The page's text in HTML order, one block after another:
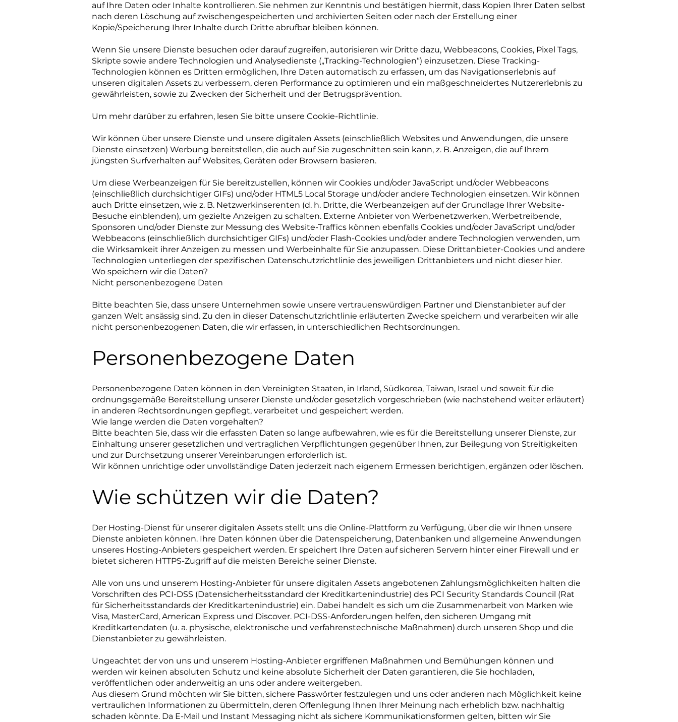
auf Ihre Daten oder Inhalte kontrollieren. Sie nehmen zur Kenntnis und bestätigen hiermit, dass Kopien Ihrer Daten selbst
nach deren Löschung auf zwischengespeicherten und archivierten Seiten oder nach der Erstellung einer
Kopie/Speicherung Ihrer Inhalte durch Dritte abrufbar bleiben können.
Wenn Sie unsere Dienste besuchen oder darauf zugreifen, autorisieren wir Dritte dazu, Webbeacons, Cookies, Pixel Tags,
Skripte sowie andere Technologien und Analysedienste („Tracking-Technologien“) einzusetzen. Diese Tracking-
Technologien können es Dritten ermöglichen, Ihre Daten automatisch zu erfassen, um das Navigationserlebnis auf
unseren digitalen Assets zu verbessern, deren Performance zu optimieren und ein maßgeschneidertes Nutzererlebnis zu
gewährleisten, sowie zu Zwecken der Sicherheit und der Betrugsprävention.
Um mehr darüber zu erfahren, lesen Sie bitte unsere Cookie-Richtlinie.
Wir können über unsere Dienste und unsere digitalen Assets (einschließlich Websites und Anwendungen, die unsere
Dienste einsetzen) Werbung bereitstellen, die auch auf Sie zugeschnitten sein kann, z. B. Anzeigen, die auf Ihrem
jüngsten Surfverhalten auf Websites, Geräten oder Browsern basieren.
Um diese Werbeanzeigen für Sie bereitzustellen, können wir Cookies und/oder JavaScript und/oder Webbeacons
(einschließlich durchsichtiger GIFs) und/oder HTML5 Local Storage und/oder andere Technologien einsetzen. Wir können
auch Dritte einsetzen, wie z. B. Netzwerkinserenten (d. h. Dritte, die Werbeanzeigen auf der Grundlage Ihrer Website-
Besuche einblenden), um gezielte Anzeigen zu schalten. Externe Anbieter von Werbenetzwerken, Werbetreibende,
Sponsoren und/oder Dienste zur Messung des Website-Traffics können ebenfalls Cookies und/oder JavaScript und/oder
Webbeacons (einschließlich durchsichtiger GIFs) und/oder Flash-Cookies und/oder andere Technologien verwenden, um
die Wirksamkeit ihrer Anzeigen zu messen und Werbeinhalte für Sie anzupassen. Diese Drittanbieter-Cookies und andere
Technologien unterliegen der spezifischen Datenschutzrichtlinie des jeweiligen Drittanbieters und nicht dieser hier.
Wo speichern wir die Daten?
Nicht personenbezogene Daten
Bitte beachten Sie, dass unsere Unternehmen sowie unsere vertrauenswürdigen Partner und Dienstanbieter auf der
ganzen Welt ansässig sind. Zu den in dieser Datenschutzrichtlinie erläuterten Zwecke speichern und verarbeiten wir alle
nicht personenbezogenen Daten, die wir erfassen, in unterschiedlichen Rechtsordnungen.
Personenbezogene Daten
Personenbezogene Daten können in den Vereinigten Staaten, in Irland, Südkorea, Taiwan, Israel und soweit für die
ordnungsgemäße Bereitstellung unserer Dienste und/oder gesetzlich vorgeschrieben (wie nachstehend weiter erläutert)
in anderen Rechtsordnungen gepflegt, verarbeitet und gespeichert werden.
Wie lange werden die Daten vorgehalten?
Bitte beachten Sie, dass wir die erfassten Daten so lange aufbewahren, wie es für die Bereitstellung unserer Dienste, zur
Einhaltung unserer gesetzlichen und vertraglichen Verpflichtungen gegenüber Ihnen, zur Beilegung von Streitigkeiten
und zur Durchsetzung unserer Vereinbarungen erforderlich ist.
Wir können unrichtige oder unvollständige Daten jederzeit nach eigenem Ermessen berichtigen, ergänzen oder löschen.
Wie schützen wir die Daten?
Der Hosting-Dienst für unserer digitalen Assets stellt uns die Online-Plattform zu Verfügung, über die wir Ihnen unsere
Dienste anbieten können. Ihre Daten können über die Datenspeicherung, Datenbanken und allgemeine Anwendungen
unseres Hosting-Anbieters gespeichert werden. Er speichert Ihre Daten auf sicheren Servern hinter einer Firewall und er
bietet sicheren HTTPS-Zugriff auf die meisten Bereiche seiner Dienste.
Alle von uns und unserem Hosting-Anbieter für unsere digitalen Assets angebotenen Zahlungsmöglichkeiten halten die
Vorschriften des PCI-DSS (Datensicherheitsstandard der Kreditkartenindustrie) des PCI Security Standards Council (Rat
für Sicherheitsstandards der Kreditkartenindustrie) ein. Dabei handelt es sich um die Zusammenarbeit von Marken wie
Visa, MasterCard, American Express und Discover. PCI-DSS-Anforderungen helfen, den sicheren Umgang mit
Kreditkartendaten (u. a. physische, elektronische und verfahrenstechnische Maßnahmen) durch unseren Shop und die
Dienstanbieter zu gewährleisten.
Ungeachtet der von uns und unserem Hosting-Anbieter ergriffenen Maßnahmen und Bemühungen können und
werden wir keinen absoluten Schutz und keine absolute Sicherheit der Daten garantieren, die Sie hochladen,
veröffentlichen oder anderweitig an uns oder andere weitergeben.
Aus diesem Grund möchten wir Sie bitten, sichere Passwörter festzulegen und uns oder anderen nach Möglichkeit keine
vertraulichen Informationen zu übermitteln, deren Offenlegung Ihnen Ihrer Meinung nach erheblich bzw. nachhaltig
schaden könnte. Da E-Mail und Instant Messaging nicht als sichere Kommunikationsformen gelten, bitten wir Sie